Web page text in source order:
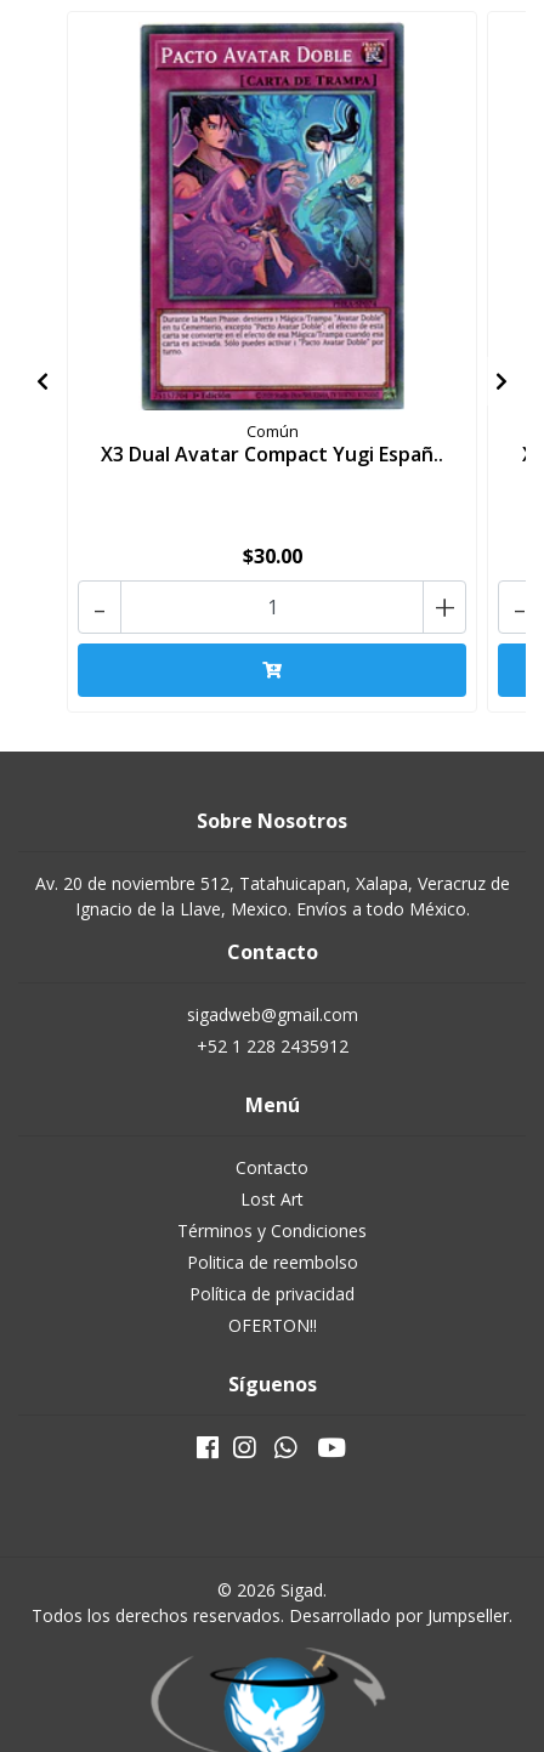
Común
X3 Dual Avatar Compact Yugi Españ..
$30.00
+
- -
Sobre Nosotros
Av. 20 de noviembre 512, Tatahuicapan, Xalapa, Veracruz de
Ignacio de la Llave, Mexico. Envíos a todo México.
Contacto
sigadweb@gmail.com
+52 1 228 2435912
Menú
Contacto
Lost Art
Términos y Condiciones
Politica de reembolso
Política de privacidad
OFERTON!!
Síguenos
© 2026 Sigad.
Todos los derechos reservados. Desarrollado por Jumpseller.